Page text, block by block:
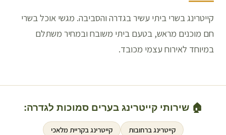
קייטרינג בשרי ביתי עשיר בגדרה והסביבה. מגשי אוכל בשרי
חם מוכנים מראש, בטעם ביתי משובח ובמחיר משתלם
במיוחד לאירוח עצמי מכובד.
🏠 שירותי קייטרינג בערים סמוכות לגדרה:
קייטרינג ברחובות קייטרינג בקריית מלאכי